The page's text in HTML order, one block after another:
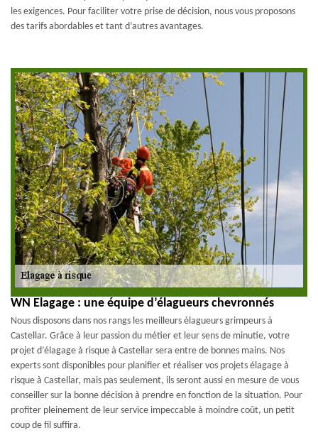
les exigences. Pour faciliter votre prise de décision, nous vous proposons
des tarifs abordables et tant d’autres avantages.
WN Elagage : une équipe d’élagueurs chevronnés
Nous disposons dans nos rangs les meilleurs élagueurs grimpeurs à
Castellar. Grâce à leur passion du métier et leur sens de minutie, votre
projet d’élagage à risque à Castellar sera entre de bonnes mains. Nos
experts sont disponibles pour planifier et réaliser vos projets élagage à
risque à Castellar, mais pas seulement, ils seront aussi en mesure de vous
conseiller sur la bonne décision à prendre en fonction de la situation. Pour
profiter pleinement de leur service impeccable à moindre coût, un petit
coup de fil suffira.